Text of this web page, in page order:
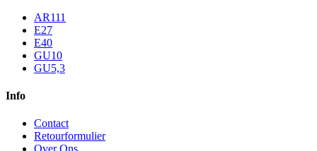
AR111
E27
E40
GU10
GU5,3
Info
Contact
Retourformulier